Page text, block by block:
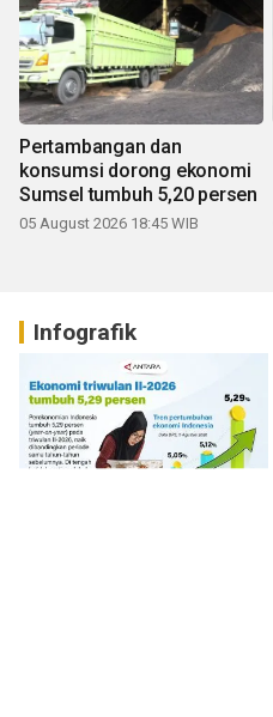
Pertambangan dan
konsumsi dorong ekonomi
Sumsel tumbuh 5,20 persen
05 August 2026 18:45 WIB
Infografik